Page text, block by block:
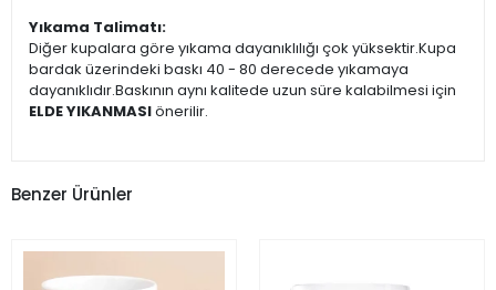
Yıkama Talimatı:
Diğer kupalara göre yıkama dayanıklılığı çok yüksektir.Kupa
bardak üzerindeki baskı 40 - 80 derecede yıkamaya
dayanıklıdır.Baskının aynı kalitede uzun süre kalabilmesi için
ELDE YIKANMASIönerilir.
Benzer Ürünler